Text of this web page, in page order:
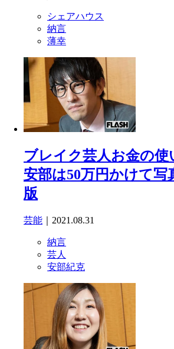
シェアハウス
納言
薄幸
ブレイク芸人お金の使
安部は50万円かけて写
版
芸能 ｜2021.08.31
納言
芸人
安部紀克